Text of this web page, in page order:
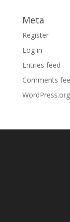
Meta
Register
Log in
Entries feed
Comments
WordPress.org